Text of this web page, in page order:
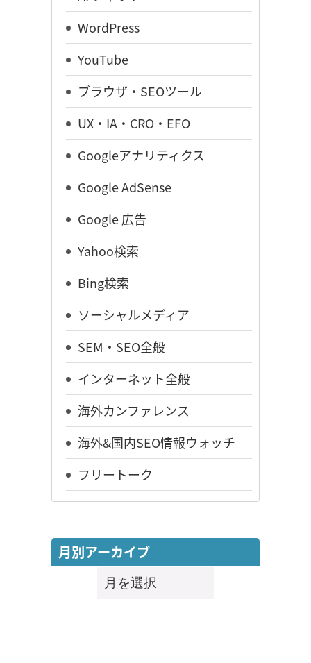
WordPress
YouTube
ブラウザ・SEOツール
UX・IA・CRO・EFO
Googleアナリティクス
Google AdSense
Google 広告
Yahoo検索
Bing検索
ソーシャルメディア
SEM・SEO全般
インターネット全般
海外カンファレンス
海外&国内SEO情報ウォッチ
フリートーク
月別アーカイブ
月
別